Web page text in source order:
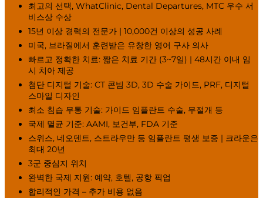
최고의 선택, WhatClinic, Dental Departures, MTC 우수 서
비스상 수상
15년 이상 경력의 전문가 | 10,000건 이상의 성공 사례
미국, 브라질에서 훈련받은 유창한 영어 구사 의사
빠르고 정확한 치료: 짧은 치료 기간 (3~7일) | 48시간 이내 임
시 치아 제공
첨단 디지털 기술: CT 콘빔 3D, 3D 수술 가이드, PRF, 디지털
스마일 디자인
최소 침습 무통 기술: 가이드 임플란트 수술, 무절개 등
국제 멸균 기준: AAMI, 보건부, FDA 기준
스위스, 네오덴트, 스트라우만 등 임플란트 평생 보증 | 크라운은
최대 20년
3군 중심지 위치
완벽한 국제 지원: 예약, 호텔, 공항 픽업
합리적인 가격 – 추가 비용 없음